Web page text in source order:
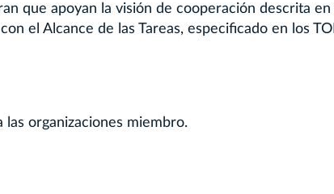
que apoyan la visión de cooperación descrita
el Alcance de las Tareas, especificado en los
organizaciones miembro.